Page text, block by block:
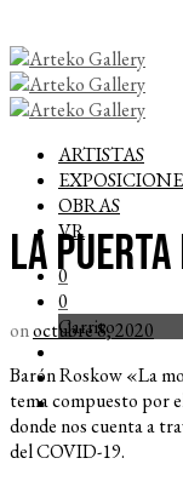
ARTISTAS
OBRAS
VR
0
0
Carrito
La
onoctubre 8, 2020
Barón Roskow «La
tema compuesto por
donde nos cuenta a
del COVID-19.